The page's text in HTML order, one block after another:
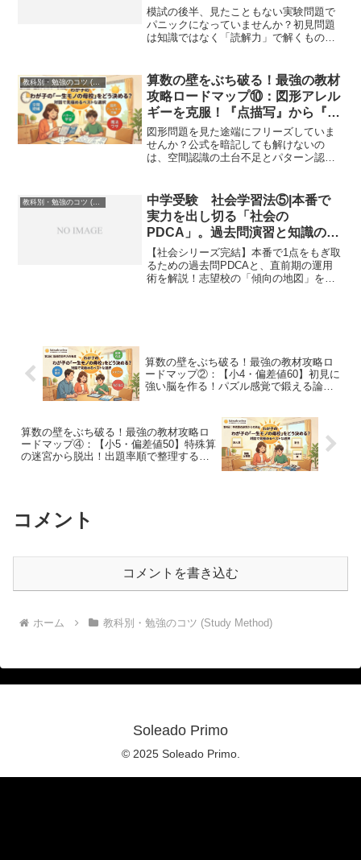
る理科的読解力
模試の後半、見たこともない実験問題で
パニックになっていませんか？初見問題
は知識ではなく「読解力」で解くもの。
ければ、難問は一気に得点源に変わりま
す。理科の成績を安定させる「データの
読み解き方」を Soleado 流に徹底解説し
ます。
教科別・勉強のコツ (Study Method)
算数の壁をぶち破る！最強の教材
攻略ロードマップ⑩：図形アレル
ギーを克服！『点描写』から『魔
法ワザ』への接続
図形問題を見た途端にフリーズしていま
せんか？公式を暗記しても解けないの
は、空間認識の土台不足とパターン認識
試の解法を網羅する『魔法ワザ』への黄
金の接続法を徹底解説。Soleado流の指導
で、図形アレルギーを大得意に変えまし
ょう！
教科別・勉強のコツ (Study Method)
中学受験 社会学習法⑤|本番で
実力を出し切る「社会の
PDCA」。過去問演習と知識のメ
ンテナンス運用術
【社会シリーズ完結】本番で1点をもぎ取
るための過去問PDCAと、直前期の運用
術を解説！志望校の「傾向の地図」を作
算数の壁をぶち破る！最強の教材攻略ロ
ードマップ②：【小4・偏差値60】初見に
強い脳を作る！パズル感覚で鍛える論理
算数の壁をぶち破る！最強の教材攻略ロ
ードマップ④：【小5・偏差値50】特殊算
の迷宮から脱出！出題率順で整理する典
コメント
コメントを書き込む
ホーム 教科別・勉強のコツ (Study Method)
Soleado Primo
© 2025 Soleado Primo.